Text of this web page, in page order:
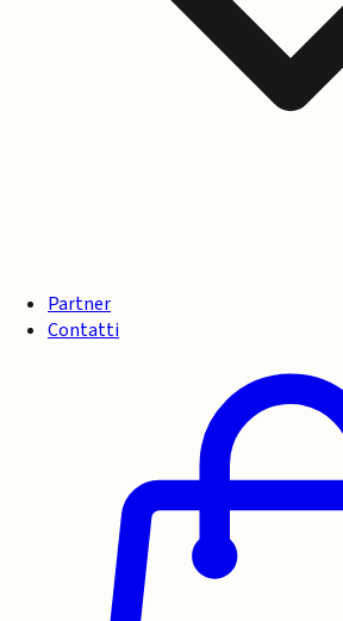
Partner
Contatti